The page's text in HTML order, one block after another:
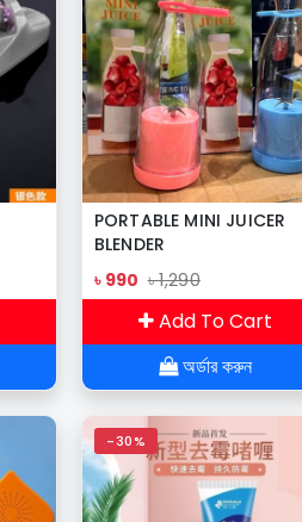
PORTABLE MINI JUICER
BLENDER
৳ 990 ৳ 1,290
Add To Cart
অর্ডার করুন
-30%